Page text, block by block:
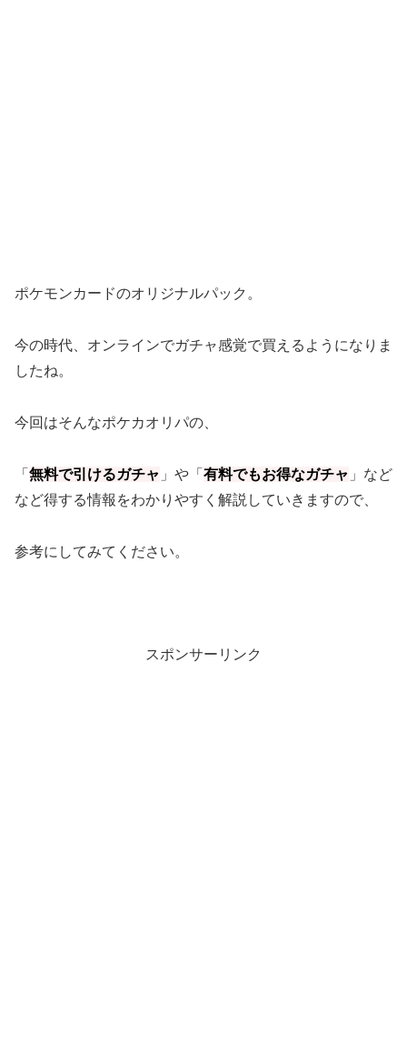
ポケモンカードのオリジナルパック。
今の時代、オンラインでガチャ感覚で買えるようになりま
したね。
今回はそんなポケカオリパの、
「 無料で引けるガチャ 」や「 有料でもお得なガチャ 」など
など得する情報をわかりやすく解説していきますので、
参考にしてみてください。
スポンサーリンク